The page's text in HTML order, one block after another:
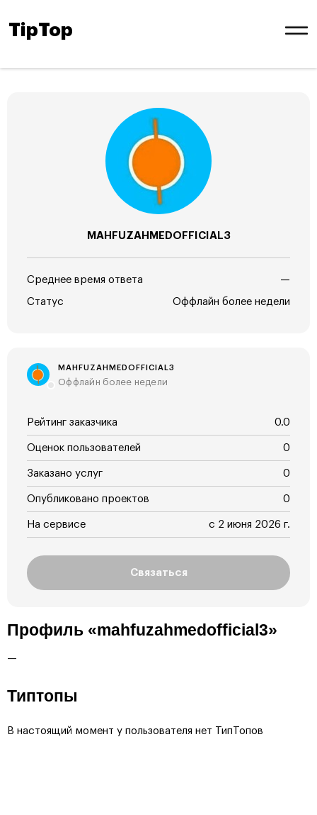
TipTop
MAHFUZAHMEDOFFICIAL3
Среднее время ответа —
Статус Оффлайн более недели
MAHFUZAHMEDOFFICIAL3
Оффлайн более недели
Рейтинг заказчика 0.0
Оценок пользователей 0
Заказано услуг 0
Опубликовано проектов 0
На сервисе с 2 июня 2026 г.
Связаться
Профиль «mahfuzahmedofficial3»
—
Типтопы
В настоящий момент у пользователя нет ТипТопов